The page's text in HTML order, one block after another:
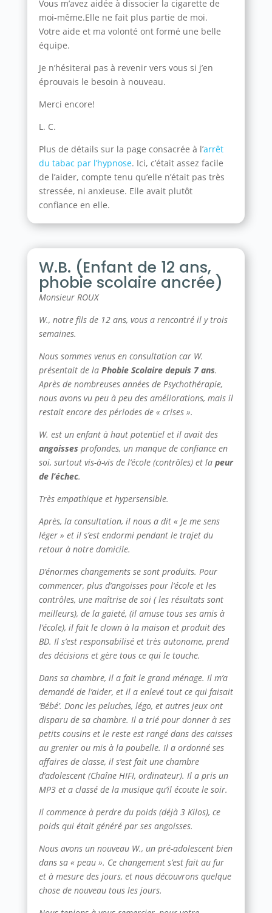
Vous m’avez aidée à dissocier la cigarette de
moi-même.Elle ne fait plus partie de moi.
Votre aide et ma volonté ont formé une belle
équipe.
Je n’hésiterai pas à revenir vers vous si j’en
éprouvais le besoin à nouveau.
Merci encore!
L. C.
Plus de détails sur la page consacrée à l’arrêt
du tabac par l’hypnose. Ici, c’était assez facile
de l’aider, compte tenu qu’elle n’était pas très
stressée, ni anxieuse. Elle avait plutôt
confiance en elle.
W.B. (Enfant de 12 ans,
phobie scolaire ancrée)
Monsieur ROUX
W., notre fils de 12 ans, vous a rencontré il y trois
semaines.
Nous sommes venus en consultation car W.
présentait de la Phobie Scolaire depuis 7 ans.
Après de nombreuses années de Psychothérapie,
nous avons vu peu à peu des améliorations, mais il
restait encore des périodes de « crises ».
W. est un enfant à haut potentiel et il avait des
angoisses profondes, un manque de confiance en
soi, surtout vis-à-vis de l’école (contrôles) et la peur
de l’échec.
Très empathique et hypersensible.
Après, la consultation, il nous a dit « Je me sens
léger » et il s’est endormi pendant le trajet du
retour à notre domicile.
D’énormes changements se sont produits. Pour
commencer, plus d’angoisses pour l’école et les
contrôles, une maîtrise de soi ( les résultats sont
meilleurs), de la gaieté, (il amuse tous ses amis à
l’école), il fait le clown à la maison et produit des
BD. Il s’est responsabilisé et très autonome, prend
des décisions et gère tous ce qui le touche.
Dans sa chambre, il a fait le grand ménage. Il m’a
demandé de l’aider, et il a enlevé tout ce qui faisait
‘Bébé’. Donc les peluches, légo, et autres jeux ont
disparu de sa chambre. Il a trié pour donner à ses
petits cousins et le reste est rangé dans des caisses
au grenier ou mis à la poubelle. Il a ordonné ses
affaires de classe, il s’est fait une chambre
d’adolescent (Chaîne HIFI, ordinateur). Il a pris un
MP3 et a classé de la musique qu’il écoute le soir.
Il commence à perdre du poids (déjà 3 Kilos), ce
poids qui était généré par ses angoisses.
Nous avons un nouveau W., un pré-adolescent bien
dans sa « peau ». Ce changement s’est fait au fur
et à mesure des jours, et nous découvrons quelque
chose de nouveau tous les jours.